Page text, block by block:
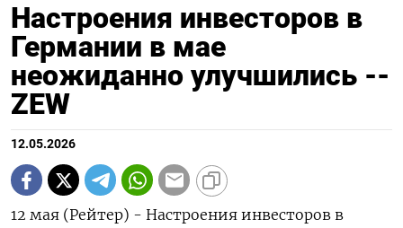
Настроения инвесторов в
Германии в мае
неожиданно улучшились --
ZEW
12.05.2026
12 мая (Рейтер) - Настроения инвесторов в